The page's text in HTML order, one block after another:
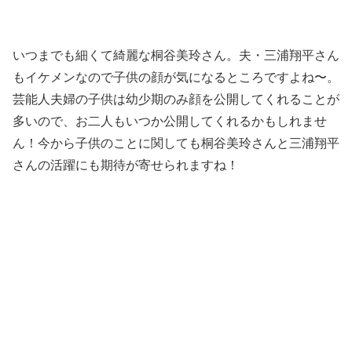
いつまでも細くて綺麗な桐谷美玲さん。夫・三浦翔平さん
もイケメンなので子供の顔が気になるところですよね〜。
芸能人夫婦の子供は幼少期のみ顔を公開してくれることが
多いので、お二人もいつか公開してくれるかもしれませ
ん！今から子供のことに関しても桐谷美玲さんと三浦翔平
さんの活躍にも期待が寄せられますね！